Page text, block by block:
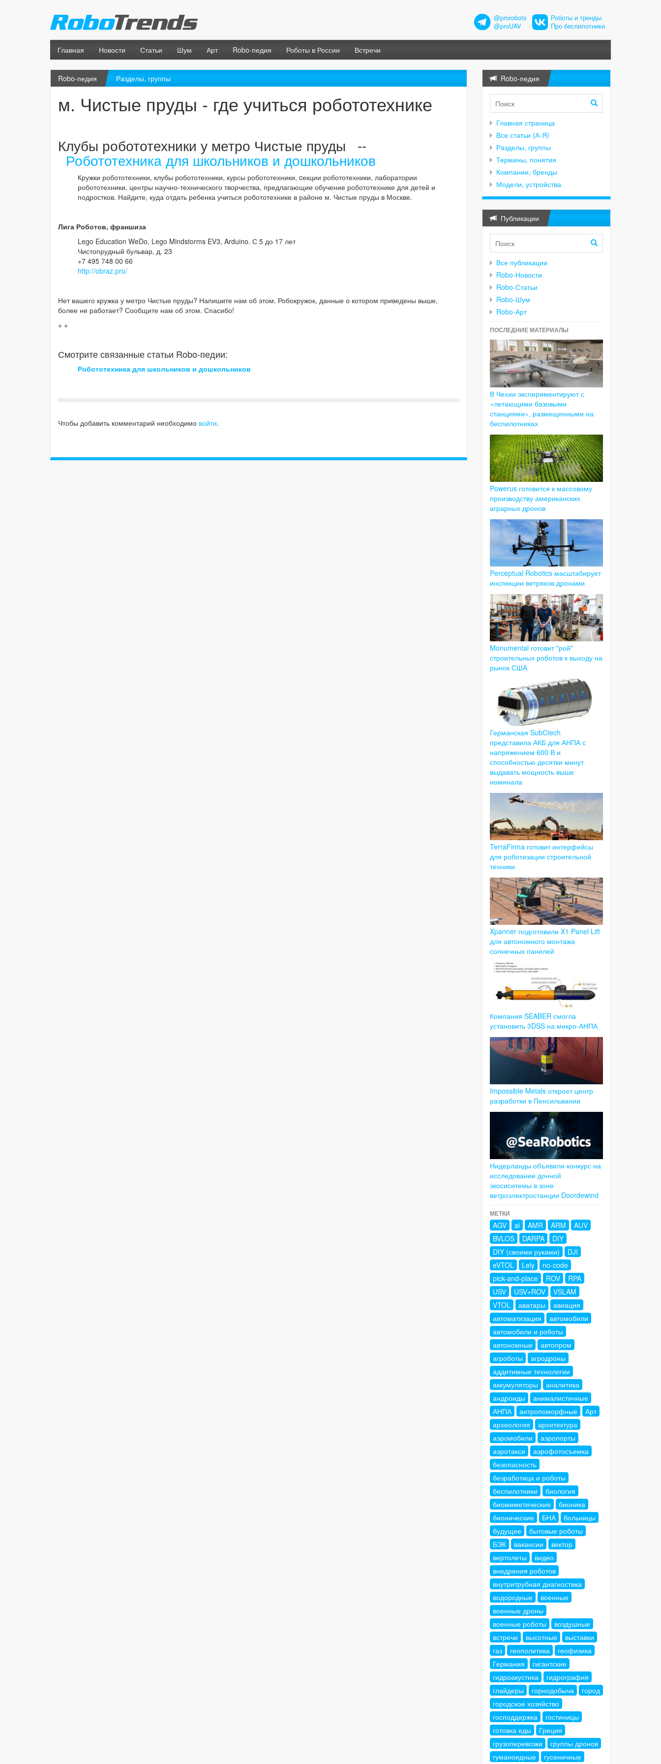
@prorobots
@proUAV
Роботы и тренды
Про беспилотники
Главная Новости Статьи Шум Арт Robo-педия Роботы в России Встречи
Robo-педия Разделы, группы
м. Чистые пруды - где учиться робототехнике
Клубы робототехники у метро Чистые пруды --
Робототехника для школьников и дошкольников
Кружки робототехники, клубы робототехники, курсы робототехники, cекции робототехники, лаборатории
робототехники, центры научно-технического творчества, предлагающие обучение робототехнике для детей и
подростков. Найдите, куда отдать ребенка учиться робототехнике в районе м. Чистые пруды в Москве.
Лига Роботов, франшиза
Lego Education WeDo, Lego Mindstorms EV3, Arduino. С 5 до 17 лет
Чистопрудный бульвар, д. 23
+7 495 748 00 66
http://obraz.pro/
Нет вашего кружка у метро Чистые пруды? Напишите нам об этом. Робокружок, данные о котором приведены выше,
более не работает? Сообщите нам об этом. Спасибо!
+ +
Смотрите связанные статьи Robo-педии:
Робототехника для школьников и дошкольников
Чтобы добавить комментарий необходимо войти.
Robo-педия
Главная страница
Все статьи (А-Я)
Разделы, группы
Термины, понятия
Компании, бренды
Модели, устройства
Публикации
Все публикации
Robo-Новости
Robo-Статьи
Robo-Шум
Robo-Арт
ПОСЛЕДНИЕ МАТЕРИАЛЫ
В Чехии экспериментируют с
«летающими базовыми
станциями», размещенными на
беспилотниках
Powerus готовится к массовому
производству американских
аграрных дронов
Perceptual Robotics масштабирует
инспекции ветряков дронами
Monumental готовит "рой"
строительных роботов к выходу на
рынок США
Германская SubCtech
представила АКБ для АНПА с
напряжением 600 В и
способностью десятки минут
выдавать мощность выше
номинала
TerraFirma готовит интерфейсы
для роботизации строительной
техники
Xpanner подготовили X1 Panel Lift
для автономного монтажа
солнечных панелей
Компания SEABER смогла
установить 3DSS на микро-АНПА
Impossible Metals откроет центр
разработки в Пенсильвании
Нидерланды объявили конкурс на
исследование донной
экосиситемы в зоне
ветроэлектростанции Doordewind
МЕТКИ
AGV ai AMR ARM
AUV
BVLOS
DARPA
DIY
DIY (своими руками)
DJI
eVTOL
Lely
no-code
pick-and-place
ROV
RPA
USV
USV+ROV
VSLAM
VTOL
аватары
авиация
автоматизация
автомобили
автомобили и роботы
автономные
автопром
агроботы
агродроны
аддитивные технологии
аккумуляторы
аналитика
андроиды
анималистичные
АНПА
антропоморфные
Арт
археология
архитектура
аэромобили
аэропорты
аэротакси
аэрофотосъемка
безопасность
безработица и роботы
беспилотники
биология
биомиметические
бионика
бионические
БНА
больницы
будущее
бытовые роботы
БЭК
вакансии
вектор
вертолеты
видео
внедрения роботов
внутритрубная диагностика
водородные
военные
военные дроны
военные роботы
воздушные
встречи
высотные
выставки
газ
геополитика
геофизика
Германия
гигантские
гидроакустика
гидрография
глайдеры
горнодобыча
город
городское хозяйство
господдержка
гостиницы
готовка еды
Греция
грузоперевозки
группы дронов
гуманоидные
гусеничные